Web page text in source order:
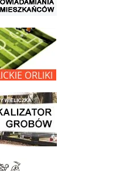
Orliki
na wielickim cmentarzu - grobnet
Krakowskich Wieliczka